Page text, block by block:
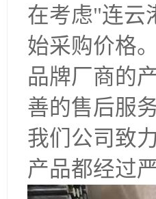
在考虑"连云
始采购价格
品牌厂商的
善的售后服
我们公司致
产品都经过